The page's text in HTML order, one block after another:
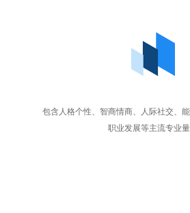
包含人格个性、智商情商、人际社交、能
职业发展等主流专业